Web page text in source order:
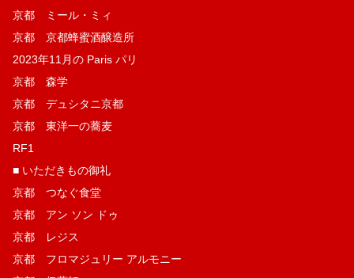
京都 ミール・ミィ
京都 京都蜂蜜酒醸造所
2023年11月の Paris パリ
京都 森学
京都 デュシタニ京都
京都 東洋一の蕎麦
RF1
■ いただきもの御礼
京都 つなぐ食堂
京都 アン ソン ドゥ
京都 レジス
京都 フロマジュリー アルモニー